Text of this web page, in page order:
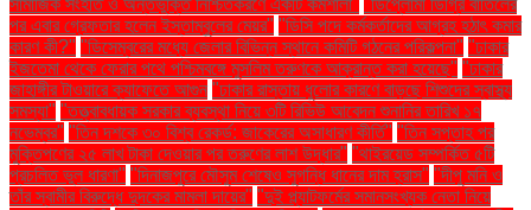
পর এবার গ্রেফতার হলেন ইস্তাম্বুলের মেয়র" "ডিসি পদে কর্মকর্তাদের আগ্রহ হঠাৎ কমার
কারণ কী?" "ডিসেম্বরের মধ্যে জেলার বিভিন্ন স্থানে কমিটি গঠনের পরিকল্পনা" "ঢাকার
ইজতেমা থেকে ফেরার পথে পশ্চিমবঙ্গে মুসলিম তরুণকে আক্রান্ত করা হয়েছে" "ঢাকার
জাহাঙ্গীর টাওয়ারে ক্যাফেতে আগুন "ঢাকার রাস্তায় ধুলোর কারণে বাড়ছে শিশুদের স্বাস্থ্য
সমস্যা" "তত্ত্বাবধায়ক সরকার ব্যবস্থা নিয়ে ৩টি রিভিউ আবেদন শুনানির তারিখ ১৭
নভেম্বর" "তিন দশকে ৩০ বিশ্ব রেকর্ড: জাকেরের অসাধারণ কীর্তি" "তিন সপ্তাহ পর
মুক্তিপণের ২৫ লাখ টাকা দেওয়ার পর তরুণের লাশ উদ্ধার" "থাইরয়েড সম্পর্কিত ৫টি
প্রচলিত ভুল ধারণা" "দিনাজপুরে মৌসুম শেষেও সুগন্ধি ধানের দাম হ্রাস" "দীপু মনি ও
তাঁর স্বামীর বিরুদ্ধে দুদকের মামলা দায়ের" "দুই প্ল্যাটফর্মের সমানসংখ্যক নেতা নিয়ে